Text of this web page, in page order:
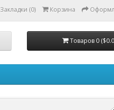
Закладки (0) Корзина
Товаров 0